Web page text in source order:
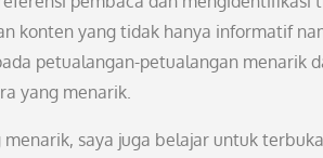
konten yang tidak hanya informatif
petualangan-petualangan menarik
yang menarik.
saya juga belajar untuk